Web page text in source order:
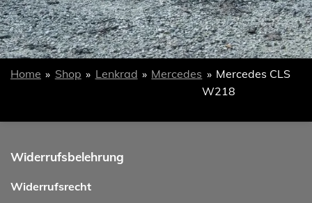
Home » Shop » Lenkrad » Mercedes » Mercedes CLS
W218
Widerrufsbelehrung
Widerrufsrecht